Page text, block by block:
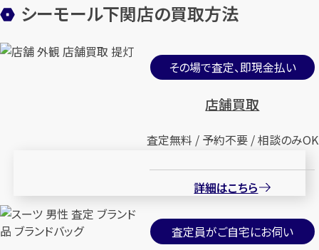
シーモール下関店の買取方法
その場で査定、即現金払い
店舗買取
査定無料 / 予約不要 / 相談のみOK
詳細はこちら
査定員がご自宅にお伺い